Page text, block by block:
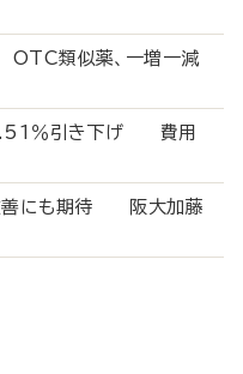
OTC類似薬、一増一減
5.51％引き下げ 費用
善にも期待 阪大加藤